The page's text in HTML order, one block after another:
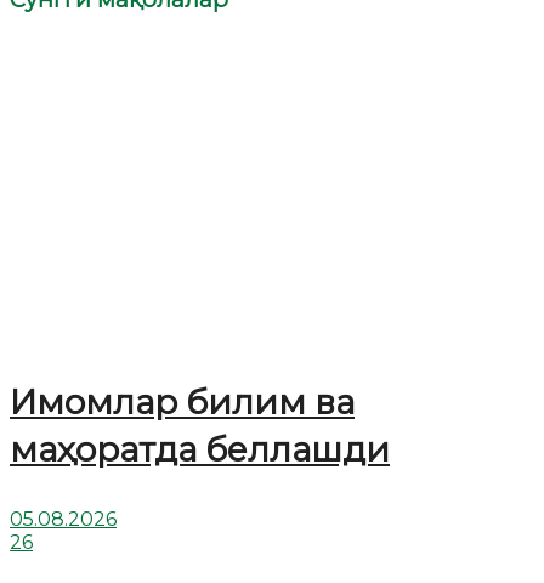
Имомлар билим ва
маҳоратда беллашди
05.08.2026
26